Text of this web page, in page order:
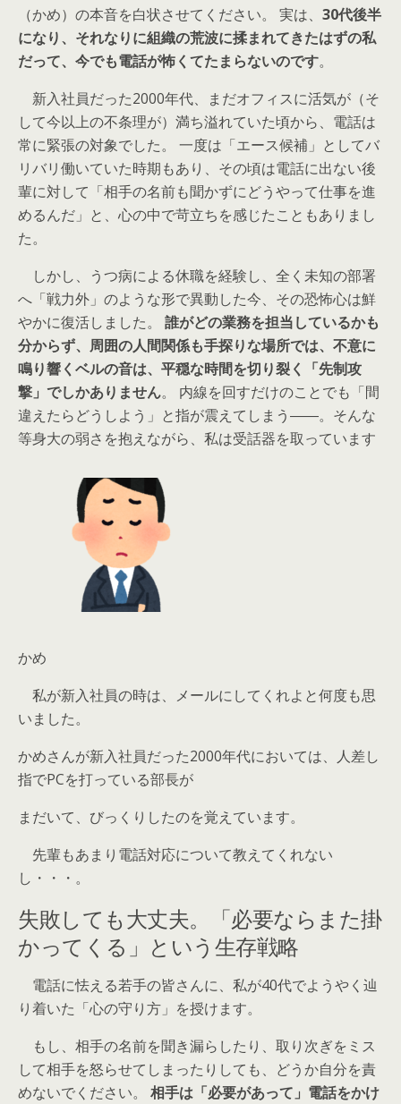
（かめ）の本音を白状させてください。 実は、 30代後半
になり、それなりに組織の荒波に揉まれてきたはずの私
だって、今でも電話が怖くてたまらないのです。
新入社員だった2000年代、まだオフィスに活気が（そ
して今以上の不条理が）満ち溢れていた頃から、電話は
常に緊張の対象でした。 一度は「エース候補」としてバ
リバリ働いていた時期もあり、その頃は電話に出ない後
輩に対して「相手の名前も聞かずにどうやって仕事を進
めるんだ」と、心の中で苛立ちを感じたこともありまし
た。
しかし、うつ病による休職を経験し、全く未知の部署
へ「戦力外」のような形で異動した今、その恐怖心は鮮
やかに復活しました。 誰がどの業務を担当しているかも
分からず、周囲の人間関係も手探りな場所では、不意に
鳴り響くベルの音は、平穏な時間を切り裂く「先制攻
撃」でしかありません。 内線を回すだけのことでも「間
違えたらどうしよう」と指が震えてしまう――。そんな
等身大の弱さを抱えながら、私は受話器を取っています
かめ
私が新入社員の時は、メールにしてくれよと何度も思
いました。
かめさんが新入社員だった2000年代においては、人差し
指でPCを打っている部長が
まだいて、びっくりしたのを覚えています。
先輩もあまり電話対応について教えてくれない
し・・・。
失敗しても大丈夫。「必要ならまた掛
かってくる」という生存戦略
電話に怯える若手の皆さんに、私が40代でようやく辿
り着いた「心の守り方」を授けます。
もし、相手の名前を聞き漏らしたり、取り次ぎをミス
して相手を怒らせてしまったりしても、どうか自分を責
めないでください。 相手は「必要があって」電話をかけ